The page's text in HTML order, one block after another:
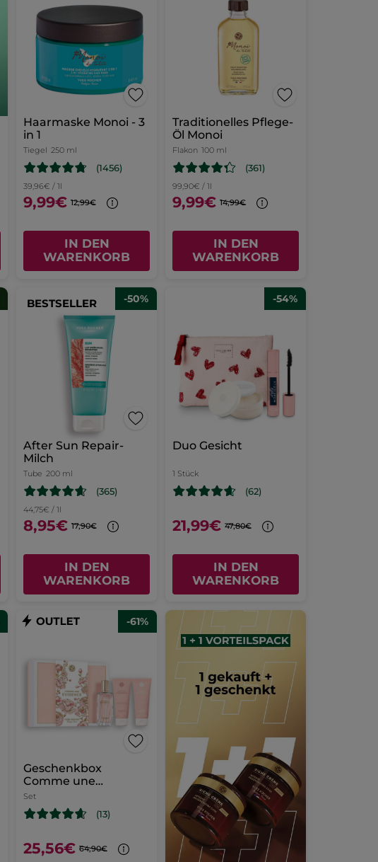
Haarmaske Monoi - 3
in 1
Tiegel 250 ml
(1456)
39,96€ / 1l
9,99€ 12,99€
IN DEN
WARENKORB
Traditionelles Pflege-
Öl Monoi
Flakon 100 ml
(361)
99,90€ / 1l
9,99€ 14,99€
IN DEN
WARENKORB
BESTSELLER -50%
After Sun Repair-
Milch
Tube 200 ml
(365)
44,75€ / 1l
8,95€ 17,90€
IN DEN
WARENKORB
-54%
Duo Gesicht
1 Stück
(62)
21,99€ 47,80€
IN DEN
WARENKORB
-61%
Geschenkbox
Comme une
Evidence
Set
(13)
25,56€ 64,90€